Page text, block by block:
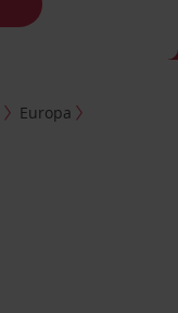
Europa